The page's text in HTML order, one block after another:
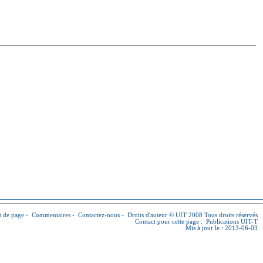
de page - Commentaires - Contactez-nous - Droits d'auteur © UIT 2008 Tous droits réservés
Contact pour cette page : Publications UIT-T
Mis à jour le : 2013-06-03